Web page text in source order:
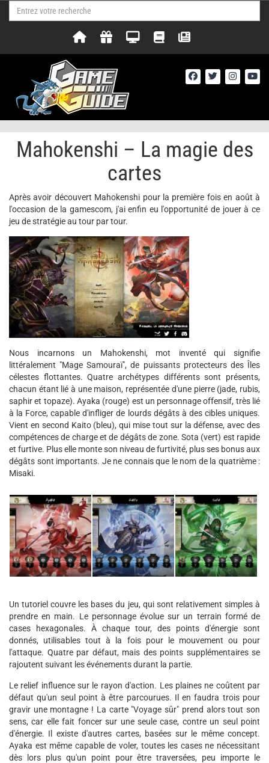
Mahokenshi – La magie des
cartes
Après avoir découvert Mahokenshi pour la première fois en août à
l'occasion de la gamescom, j'ai enfin eu l'opportunité de jouer à ce
jeu de stratégie au tour par tour.
Nous incarnons un Mahokenshi, mot inventé qui signifie
littéralement "Mage Samouraï", de puissants protecteurs des Îles
célestes flottantes. Quatre archétypes différents sont présents,
chacun étant lié à une maison, représentée d'une pierre (jade, rubis,
saphir et topaze). Ayaka (rouge) est un personnage offensif, très lié
à la Force, capable d'infliger de lourds dégâts à des cibles uniques.
Vient en second Kaito (bleu), qui mise tout sur la défense, avec des
compétences de charge et de dégâts de zone. Sota (vert) est rapide
et furtive. Plus elle monte son niveau de furtivité, plus ses bonus aux
dégâts sont importants. Je ne connais que le nom de la quatrième :
Misaki.
Un tutoriel couvre les bases du jeu, qui sont relativement simples à
prendre en main. Le personnage évolue sur un terrain formé de
cases hexagonales. À chaque tour, des points d'énergie sont
donnés, utilisables tout à la fois pour le mouvement ou pour
l'attaque. Quatre par défaut, mais des points supplémentaires se
rajoutent suivant les événements durant la partie.
Le relief influence sur le rayon d'action. Les plaines ne coûtent par
défaut qu'un seul point à être parcourues. Il en faudra trois pour
gravir une montagne ! La carte "Voyage sûr" prend alors tout son
sens, car elle fait foncer sur une seule case, contre un seul point
d'énergie. Il existe d'autres cartes, basées sur le même concept.
Ayaka est même capable de voler, toutes les cases ne nécessitant
dès lors plus qu'un point pour être traversées, peu importe le